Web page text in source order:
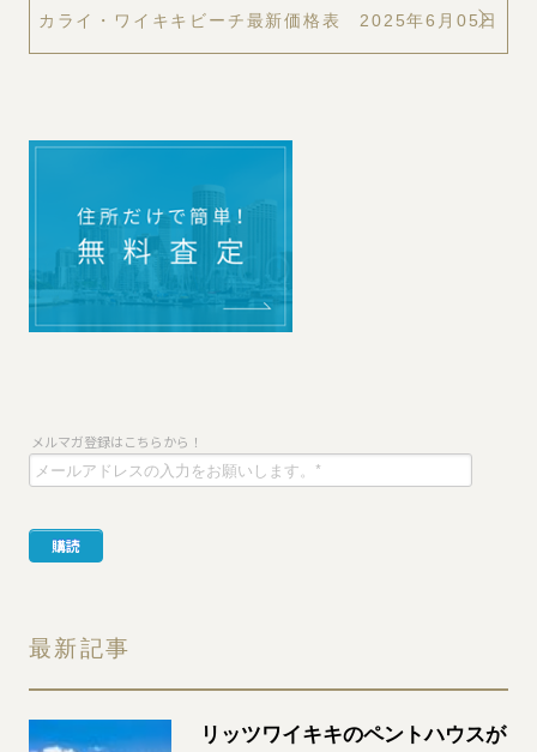
カライ・ワイキキビーチ最新価格表 2025年6月05日
最新記事
リッツワイキキのペントハウスが